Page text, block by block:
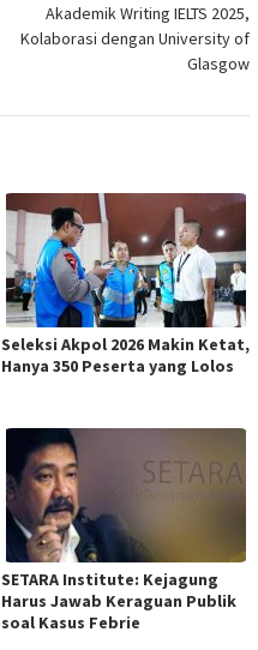
Akademik Writing IELTS 2025,
Kolaborasi dengan University of
Glasgow
Seleksi Akpol 2026 Makin Ketat,
Hanya 350 Peserta yang Lolos
SETARA Institute: Kejagung
Harus Jawab Keraguan Publik
soal Kasus Febrie